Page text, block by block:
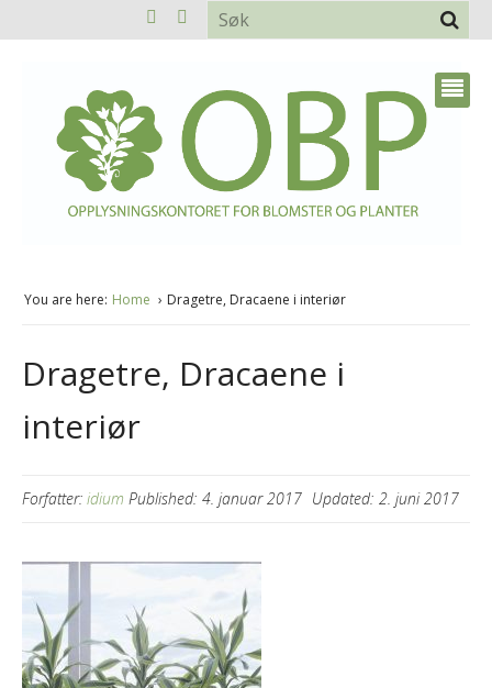
You are here: Home Dragetre, Dracaene i interiør
Dragetre, Dracaene i
interiør
Forfatter: idium Published: 4. januar 2017 Updated: 2. juni 2017